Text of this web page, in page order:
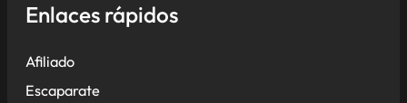
Enlaces rápidos
Afiliado
Escaparate